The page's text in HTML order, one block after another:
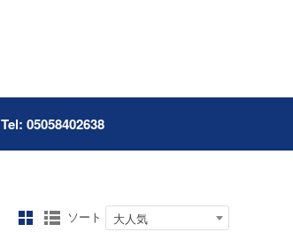
Tel: 05058402638
ソート 大人気